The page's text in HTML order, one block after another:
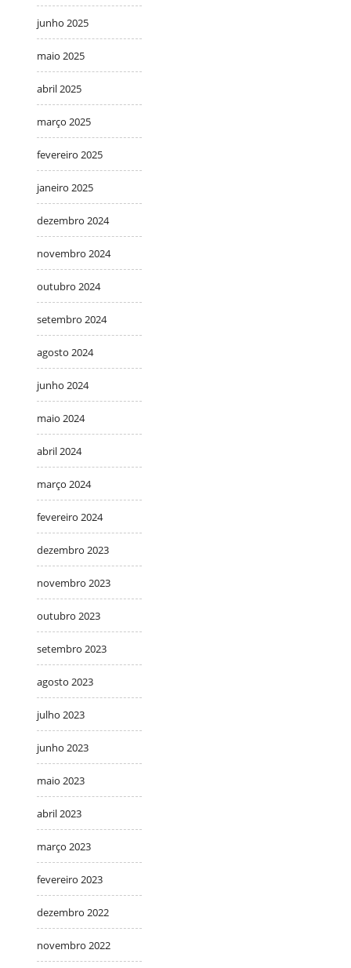
junho 2025
maio 2025
abril 2025
março 2025
fevereiro 2025
janeiro 2025
dezembro 2024
novembro 2024
outubro 2024
setembro 2024
agosto 2024
junho 2024
maio 2024
abril 2024
março 2024
fevereiro 2024
dezembro 2023
novembro 2023
outubro 2023
setembro 2023
agosto 2023
julho 2023
junho 2023
maio 2023
abril 2023
março 2023
fevereiro 2023
dezembro 2022
novembro 2022